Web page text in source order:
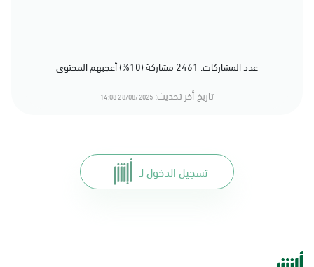
عدد المشاركات: 2461 مشاركة (10%) أعجبهم المحتوى
تاريخ أخر تحديث: 28/08/2025 14:08
تسجيل الدخول لـ